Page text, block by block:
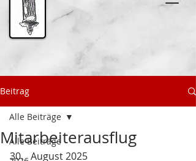
Beitrag
Alle Beiträge
Alle Beiträge
Mitarbeiterausflug
August 2025